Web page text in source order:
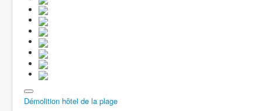
Démolition hôtel de la plage